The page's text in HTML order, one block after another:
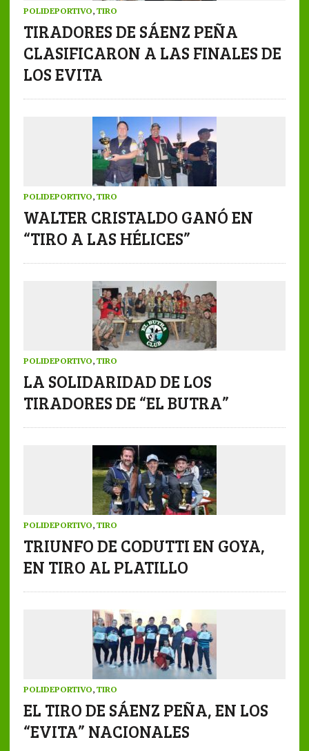
POLIDEPORTIVO, TIRO
TIRADORES DE SÁENZ PEÑA
CLASIFICARON A LAS FINALES DE
LOS EVITA
POLIDEPORTIVO, TIRO
WALTER CRISTALDO GANÓ EN
“TIRO A LAS HÉLICES”
POLIDEPORTIVO, TIRO
LA SOLIDARIDAD DE LOS
TIRADORES DE “EL BUTRA”
POLIDEPORTIVO, TIRO
TRIUNFO DE CODUTTI EN GOYA,
EN TIRO AL PLATILLO
POLIDEPORTIVO, TIRO
EL TIRO DE SÁENZ PEÑA, EN LOS
“EVITA” NACIONALES